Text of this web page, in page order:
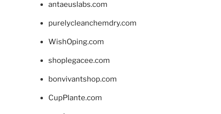
antaeuslabs.com
purelycleanchemdry.com
WishOping.com
shoplegacee.com
bonvivantshop.com
CupPlante.com